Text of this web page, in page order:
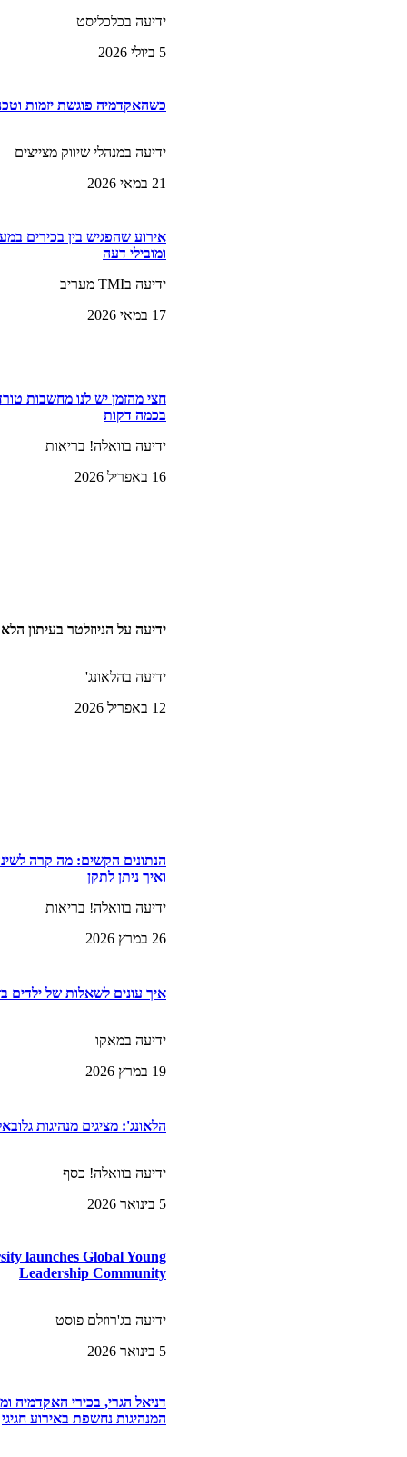
ידיעה בכלכליסט
5 ביולי 2026
כשהאקדמיה פוגשת יזמות
ידיעה במנהלי שיווק מצייצים
21 במאי 2026
אירוע שהפגיש בין בכירים
ומובילי דעה
ידיעה בTMI מעריב
17 במאי 2026
חצי מהזמן יש לנו מחשבות
בכמה דקות
ידיעה בוואלה! בריאות
16 באפריל 2026
ידיעה על הניוזלטר בעיתון
ידיעה בהלאונג'
12 באפריל 2026
הנתונים הקשים: מה קרה
ואיך ניתן לתקן
ידיעה בוואלה! בריאות
26 במרץ 2026
איך עונים לשאלות של ילדים
ידיעה במאקו
19 במרץ 2026
הלאונג': מציגים מנהיגות
ידיעה בוואלה! כסף
5 בינואר 2026
launches Global Young
Leadership Community
ידיעה בג'רוזלם פוסט
5 בינואר 2026
דניאל הגרי, בכירי האקדמיה
המנהיגות נחשפת באירוע חגיגי